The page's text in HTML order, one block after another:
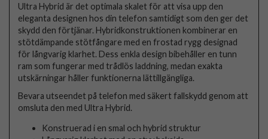
Ultra Hybrid är det optimala skalet för att visa upp den
eleganta designen hos din telefon samtidigt som den ger det
skydd den förtjänar. Hybridkonstruktionen kombinerar en
stötdämpande stötfångare med en frostad rygg designad
för långvarig klarhet. Dess enkla design bibehåller en tunn
ram som fungerar med trådlös laddning, medan exakta
utskärningar håller funktionerna lättillgängliga.
Bevara utseendet på telefon med säkert fallskydd genom att
omsluta den med Ultra Hybrid.
Konstruerad i en smal och hybrid struktur